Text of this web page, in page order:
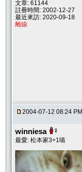
文章: 61144
註冊時間: 2002-12-27
最近來訪: 2020-09-18
離線
2004-07-12 08:24 PM
winniesa
最愛: 松本家3+1喵